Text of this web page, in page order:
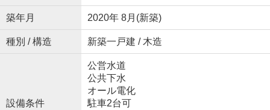
築年月 2020年 8月(新築)
種別 / 構造 新築一戸建 / 木造
設備条件
公営水道
公共下水
オール電化
駐車2台可